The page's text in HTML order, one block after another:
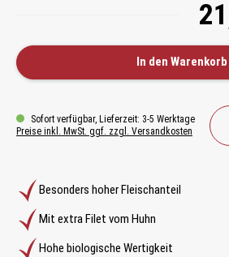
Besonders hoher Fleischanteil
Mit extra Filet vom Huhn
Hohe biologische Wertigkeit
In den Warenkorb
Sofort verfügbar, Lieferzeit: 3-5 Werktage
Preise inkl. MwSt. ggf. zzgl. Versandkosten